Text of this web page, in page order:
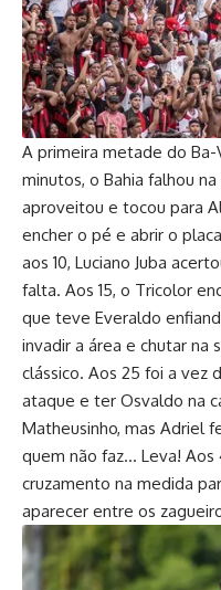
A primeira metade do
minutos, o Bahia falhou
aproveitou e tocou para
encher o pé e abrir o
aos 10, Luciano Juba
falta. Aos 15, o Tricolor
que teve Everaldo
invadir a área e chutar na
clássico. Aos 25 foi a vez
ataque e ter Osvaldo na
Matheusinho, mas Adriel
quem não faz… Leva! Aos
cruzamento na medida
aparecer entre os